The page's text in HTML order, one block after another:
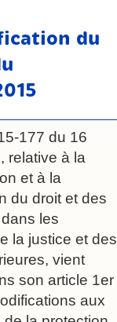
du
177 du 16
relative à la
et à la
du droit et des
les
la justice et des
vient
son article 1er
aux